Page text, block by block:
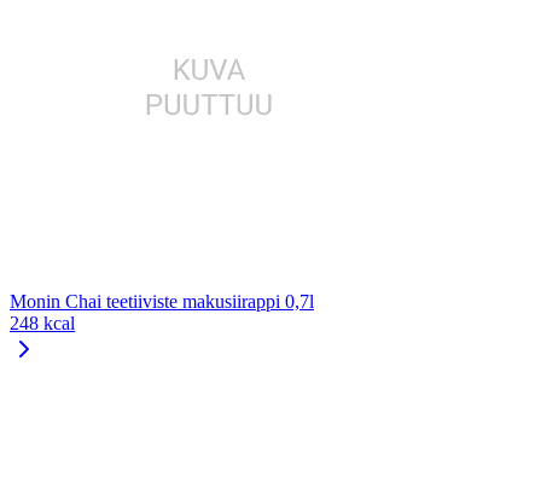
Monin Chai teetiiviste makusiirappi 0,7l
248 kcal